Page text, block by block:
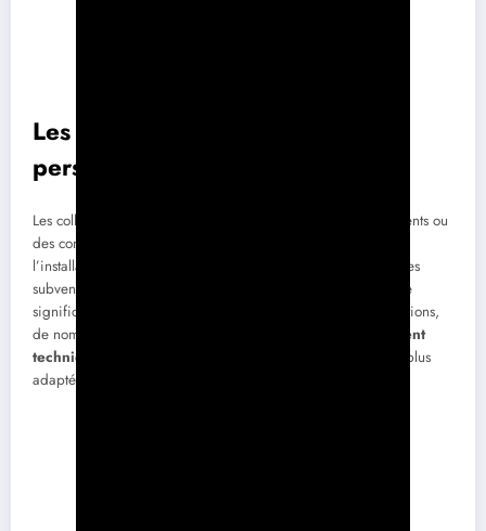
Les aides locales : soutien
personnalisé
Les collectivités locales, que ce soit à l’échelle des départements ou
des communes, ont un rôle crucial dans le financement de
l’installation de panneaux solaires. Elles proposent souvent des
subventions spécifiques, permettant aux ménages de réduire
significativement le coût de l’installation. En plus des subventions,
de nombreux conseils offrent également un
accompagnement
technique
pour orienter les particuliers vers les options les plus
adaptées.